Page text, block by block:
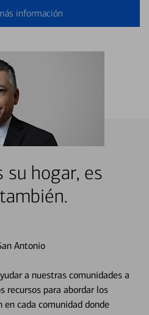
información
su hogar, es
Antonio
a nuestras comunidades a
recursos para abordar los
cada comunidad donde